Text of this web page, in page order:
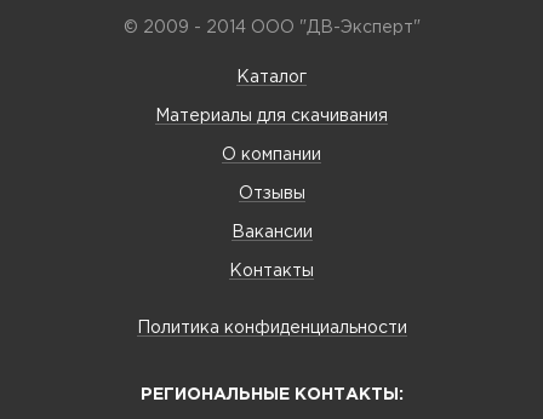
© 2009 - 2014 ООО "ДВ-Эксперт"
Каталог
Материалы для скачивания
О компании
Отзывы
Вакансии
Контакты
Политика конфиденциальности
РЕГИОНАЛЬНЫЕ КОНТАКТЫ: